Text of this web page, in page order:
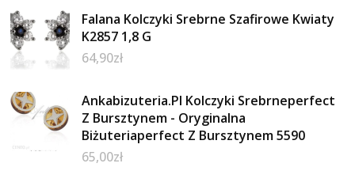
Falana Kolczyki Srebrne Szafirowe Kwiaty
K2857 1,8 G
64,90zł
Ankabizuteria.Pl Kolczyki Srebrneperfect
Z Bursztynem - Oryginalna
Biżuteriaperfect Z Bursztynem 5590
65,00zł